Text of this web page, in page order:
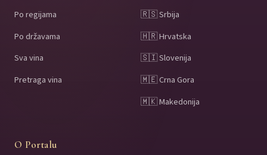
Po regijama
Po državama
Sva vina
Pretraga vina
🇷🇸 Srbija
🇭🇷 Hrvatska
🇸🇮 Slovenija
🇲🇪 Crna Gora
🇲🇰 Makedonija
O Portalu